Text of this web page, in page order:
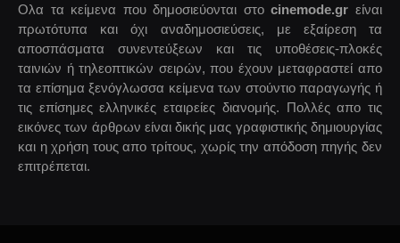
Ολα τα κείμενα που δημοσιεύονται στοcinemode.gr είναι
πρωτότυπα και όχι αναδημοσιεύσεις, με εξαίρεση τα
αποσπάσματα συνεντεύξεων και τις υποθέσεις-πλοκές
ταινιών ή τηλεοπτικών σειρών, που έχουν μεταφραστεί απο
τα επίσημα ξενόγλωσσα κείμενα των στούντιο παραγωγής ή
τις επίσημες ελληνικές εταιρείες διανομής. Πολλές απο τις
εικόνες των άρθρων είναι δικής μας γραφιστικής δημιουργίας
και η χρήση τους απο τρίτους, χωρίς την απόδοση πηγής δεν
επιτρέπεται.